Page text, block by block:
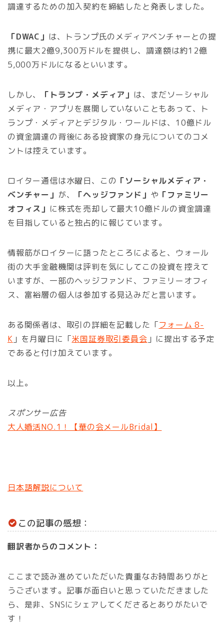
調達するための加入契約を締結したと発表しました。
「DWAC」 は、トランプ氏のメディアベンチャーとの提
携に最大2億9,300万ドルを提供し、調達額は約12億
5,000万ドルになるといいます。
しかし、 「トランプ・メディア」 は、まだソーシャル
メディア・アプリを展開していないこともあって、ト
ランプ・メディアとデジタル・ワールドは、10億ドル
の資金調達の背後にある投資家の身元についてのコメ
ントは控えています。
ロイター通信は水曜日、この 「ソーシャルメディア・
ベンチャー」 が、 「ヘッジファンド」 や 「ファミリー
オフィス」 に株式を売却して最大10億ドルの資金調達
を目指していると独占的に報じています。
情報筋がロイターに語ったところによると、ウォール
街の大手金融機関は評判を気にしてこの投資を控えて
いますが、一部のヘッジファンド、ファミリーオフィ
ス、富裕層の個人は参加する見込みだと言います。
ある関係者は、取引の詳細を記載した「フォーム 8-
K 」を月曜日に「米国証券取引委員会 」に提出する予定
であると付け加えています。
以上。
スポンサー広告
大人婚活NO.1！【華の会メールBridal】
日本語解説について
この記事の感想：
翻訳者からのコメント：
ここまで読み進めていただいた貴重なお時間ありがと
うございます。記事が面白いと思っていただきました
ら、是非、SNSにシェアしてくださるとありがたいで
す！